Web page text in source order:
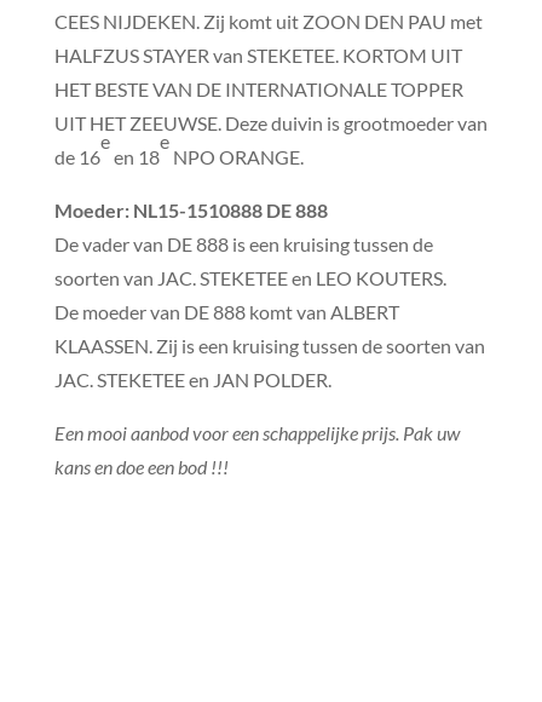
CEES NIJDEKEN. Zij komt uit ZOON DEN PAU met
HALFZUS STAYER van STEKETEE. KORTOM UIT
HET BESTE VAN DE INTERNATIONALE TOPPER
UIT HET ZEEUWSE. Deze duivin is grootmoeder van
de 16
e
en 18
e
NPO ORANGE.
Moeder: NL15-1510888 DE 888
De vader van DE 888 is een kruising tussen de
soorten van JAC. STEKETEE en LEO KOUTERS.
De moeder van DE 888 komt van ALBERT
KLAASSEN. Zij is een kruising tussen de soorten van
JAC. STEKETEE en JAN POLDER.
Een mooi aanbod voor een schappelijke prijs. Pak uw
kans en doe een bod !!!